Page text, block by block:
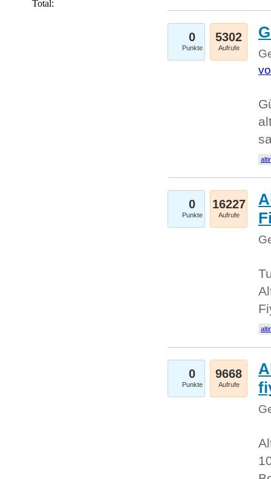
Total:
0
Punkte
5302
Aufrufe
0
Punkte
16227
Aufrufe
0
Punkte
9668
Aufrufe